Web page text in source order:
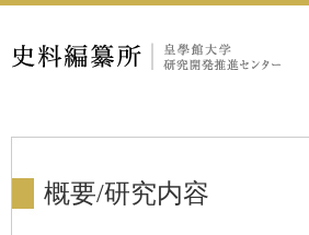
概要/研究内容